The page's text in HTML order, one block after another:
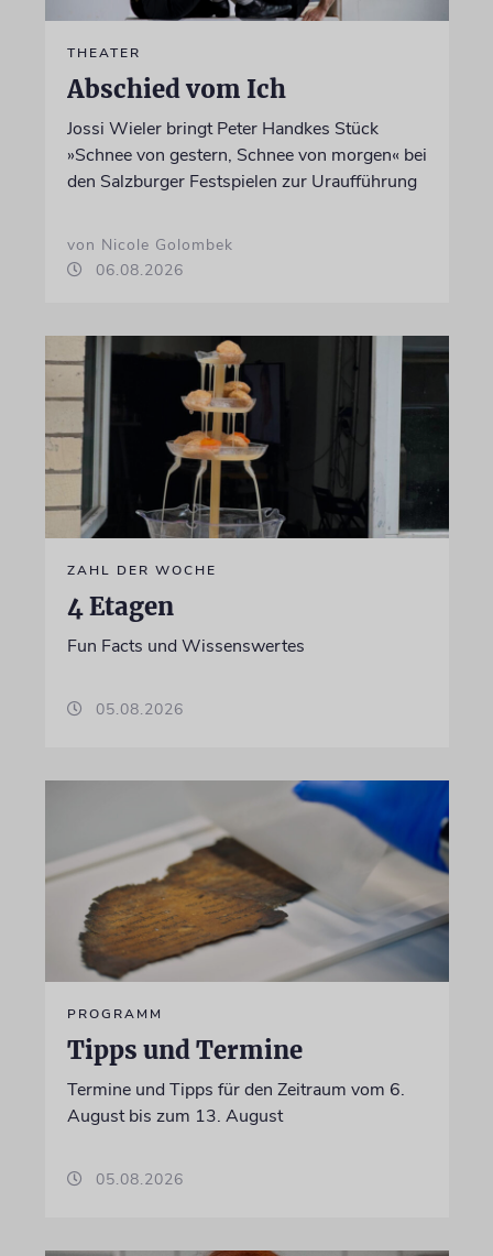
THEATER
Abschied vom Ich
Jossi Wieler bringt Peter Handkes Stück
»Schnee von gestern, Schnee von morgen« bei
den Salzburger Festspielen zur Uraufführung
von Nicole Golombek
06.08.2026
ZAHL DER WOCHE
4 Etagen
Fun Facts und Wissenswertes
05.08.2026
PROGRAMM
Tipps und Termine
Termine und Tipps für den Zeitraum vom 6.
August bis zum 13. August
05.08.2026